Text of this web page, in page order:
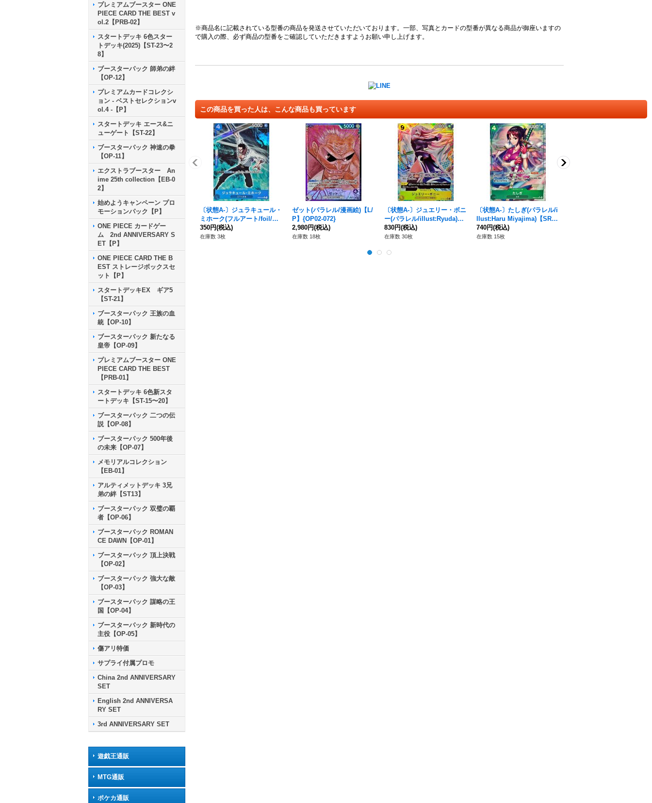
プレミアムブースター ONE
PIECE CARD THE BEST v
ol.2【PRB-02】
スタートデッキ 6色スター
トデッキ(2025)【ST-23〜2
8】
ブースターパック 師弟の絆
【OP-12】
プレミアムカードコレクシ
ョン - ベストセレクションv
ol.4 -【P】
スタートデッキ エース&ニ
ューゲート【ST-22】
ブースターパック 神速の拳
【OP-11】
エクストラブースター An
ime 25th collection【EB-0
2】
始めようキャンペーン プロ
モーションパック【P】
ONE PIECE カードゲー
ム 2nd ANNIVERSARY S
ET【P】
ONE PIECE CARD THE B
EST ストレージボックスセ
ット【P】
スタートデッキEX ギア5
【ST-21】
ブースターパック 王族の血
統【OP-10】
ブースターパック 新たなる
皇帝【OP-09】
プレミアムブースター ONE
PIECE CARD THE BEST
【PRB-01】
スタートデッキ 6色新スタ
ートデッキ【ST-15〜20】
ブースターパック 二つの伝
説【OP-08】
ブースターパック 500年後
の未来【OP-07】
メモリアルコレクション
【EB-01】
アルティメットデッキ 3兄
弟の絆【ST13】
ブースターパック 双璧の覇
者【OP-06】
ブースターパック ROMAN
CE DAWN【OP-01】
ブースターパック 頂上決戦
【OP-02】
ブースターパック 強大な敵
【OP-03】
ブースターパック 謀略の王
国【OP-04】
ブースターパック 新時代の
主役【OP-05】
傷アリ特価
サプライ付属プロモ
China 2nd ANNIVERSARY
SET
English 2nd ANNIVERSA
RY SET
3rd ANNIVERSARY SET
遊戯王通販
MTG通販
ポケカ通販
※商品名に記載されている型番の商品を発送させていただいております。一部、写真とカードの型番が異なる商品が御座いますの
で購入の際、必ず商品の型番をご確認していただきますようお願い申し上げます。
この商品を買った人は、こんな商品も買っています
〔状態A-〕ジュラキュール・
ミホーク(フルアート/foil/ア
ニメイラスト)【C】{ST03-0
05}
350円(税込)
在庫数 3枚
ゼット(パラレル/漫画絵)【L/
P】{OP02-072}
2,980円(税込)
在庫数 18枚
〔状態A-〕ジュエリー・ボニ
ー(パラレル/illust:Ryuda)
【SR/P】{OP13-108}
830円(税込)
在庫数 30枚
〔状態A-〕たしぎ(パラレル/i
llust:Haru Miyajima)【SR/
P】{EB03-018}
740円(税込)
在庫数 15枚